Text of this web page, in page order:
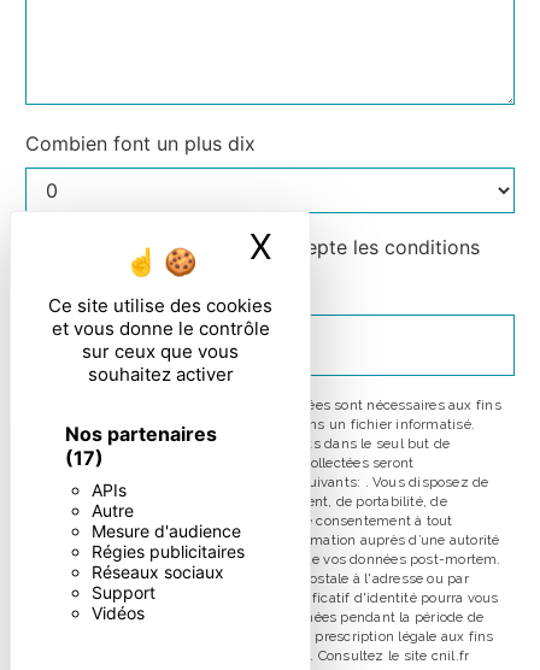
Ce site utilise des cookies
et vous donne le contrôle
sur ceux que vous
souhaitez activer
Nos partenaires
(17)
APIs
Autre
Mesure d'audience
Régies publicitaires
Réseaux sociaux
Support
Vidéos
X Masquer le
Combien font un plus dix
En cochant cette case, j'accepte les conditions
particulières ci-dessous **
ENVOYER
** Les données personnelles communiquées sont nécessaires aux fins
de vous contacter et sont enregistrées dans un fichier informatisé.
Elles sont destinées à et ses sous-traitants dans le seul but de
répondre à votre message. Les données collectées seront
communiquées aux seuls destinataires suivants: . Vous disposez de
droits d’accès, de rectification, d’effacement, de portabilité, de
limitation, d’opposition, de retrait de votre consentement à tout
moment et du droit d’introduire une réclamation auprès d’une autorité
de contrôle, ainsi que d’organiser le sort de vos données post-mortem.
Vous pouvez exercer ces droits par voie postale à l'adresse ou par
courrier électronique à l'adresse . Un justificatif d'identité pourra vous
être demandé. Nous conservons vos données pendant la période de
prise de contact puis pendant la durée de prescription légale aux fins
probatoires et de gestion des contentieux. Consultez le site cnil.fr